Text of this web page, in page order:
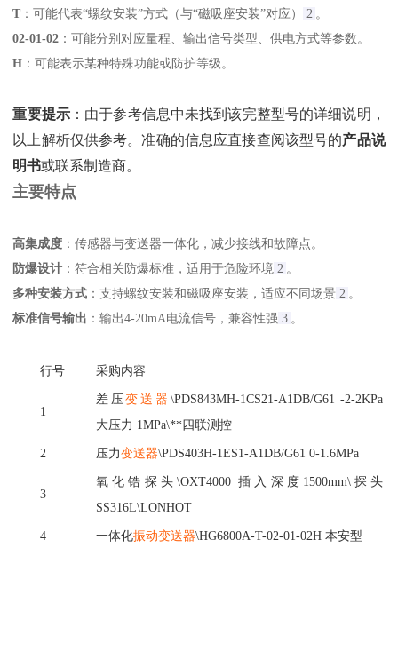
T ‌：可能代表“螺纹安装”方式（与“磁吸座安装”对应）‌ 2 。
02-01-02 ‌：可能分别对应量程、输出信号类型、供电方式等参数。
H ‌：可能表示某种特殊功能或防护等级。
重要提示‌：由于参考信息中未找到该完整型号的详细说明，
以上解析仅供参考。准确的信息应直接查阅该型号的‌产品说
明书‌或联系制造商。
主要特点
高集成度 ‌：传感器与变送器一体化，减少接线和故障点。
防爆设计 ‌：符合相关防爆标准，适用于危险环境‌ 2 。
多种安装方式 ‌：支持螺纹安装和磁吸座安装，适应不同场景‌ 2 。
标准信号输出 ‌：输出4-20mA电流信号，兼容性强‌ 3 。
行号 采购内容
1
差压变送器 \PDS843MH-1CS21-A1DB/G61 -2-2KPa
大压力 1MPa\**四联测控
2 压力变送器\PDS403H-1ES1-A1DB/G61 0-1.6MPa
3
氧化锆探头 \OXT4000 插入深度1500mm\探头
SS316L\LONHOT
4 一体化振动变送器\HG6800A-T-02-01-02H 本安型